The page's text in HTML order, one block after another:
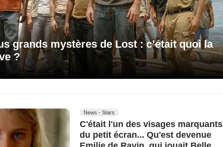
grands mystères de Lost : c’était quoi la
?
News - Stars
C'était l'un des visages marquants
du petit écran... Qu'est devenue